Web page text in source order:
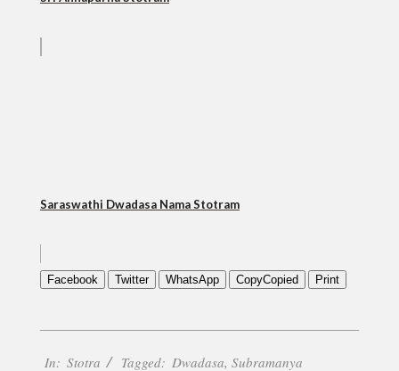
Saraswathi Dwadasa Nama Stotram
Facebook Twitter WhatsApp CopyCopied Print
11-
In: Stotra Tagged: Dwadasa, Subramanya